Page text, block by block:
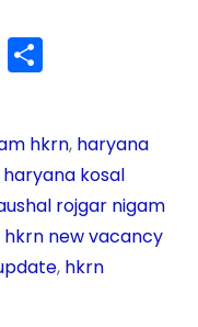
M
e
s
e
n
g
ar
e
hkrn, haryana
haryana kosal
rojgar nigam
hkrn new vacancy
, hkrn